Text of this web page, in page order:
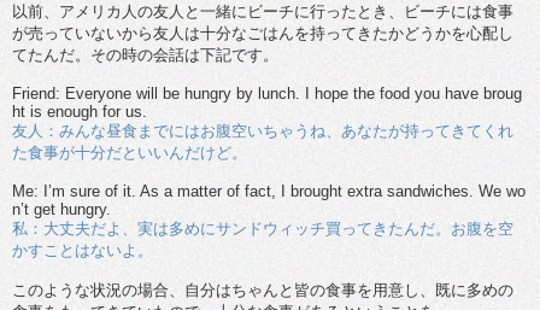
以前、アメリカ人の友人と一緒にビーチに行ったとき、ビーチには食事
が売っていないから友人は十分なごはんを持ってきたかどうかを心配し
てたんだ。その時の会話は下記です。
Friend: Everyone will be hungry by lunch. I hope the food you have broug
ht is enough for us.
友人：みんな昼食までにはお腹空いちゃうね、あなたが持ってきてくれ
た食事が十分だといいんだけど。
Me: I’m sure of it. As a matter of fact, I brought extra sandwiches. We wo
n’t get hungry.
私：大丈夫だよ、実は多めにサンドウィッチ買ってきたんだ。お腹を空
かすことはないよ。
このような状況の場合、自分はちゃんと皆の食事を用意し、既に多めの